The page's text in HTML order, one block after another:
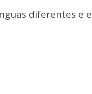
diferentes e